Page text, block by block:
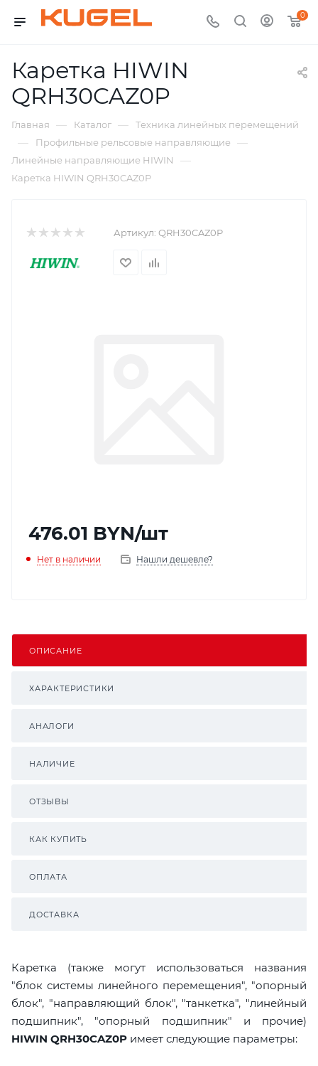
0
Каретка HIWIN
QRH30CAZ0P
Главная — Каталог — Техника линейных перемещений
— Профильные рельсовые направляющие —
Линейные направляющие HIWIN —
Каретка HIWIN QRH30CAZ0P
Артикул: QRH30CAZ0P
476.01 BYN/шт
Нет в наличии Нашли дешевле?
ОПИСАНИЕ
ХАРАКТЕРИСТИКИ
АНАЛОГИ
НАЛИЧИЕ
ОТЗЫВЫ
КАК КУПИТЬ
ОПЛАТА
ДОСТАВКА
Каретка (также могут использоваться названия
"блок системы линейного перемещения", "опорный
блок", "направляющий блок", "танкетка", "линейный
подшипник", "опорный подшипник" и прочие)
HIWIN QRH30CAZ0P имеет следующие параметры: